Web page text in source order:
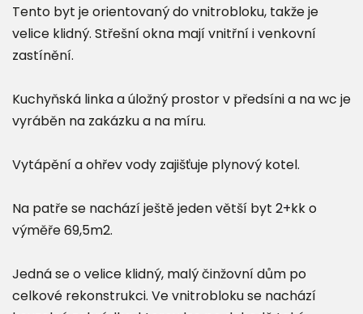
Tento byt je orientovaný do vnitrobloku, takže je
velice klidný. Střešní okna mají vnitřní i venkovní
zastínění.
Kuchyňská linka a úložný prostor v předsíni a na wc je
vyráběn na zakázku a na míru.
Vytápění a ohřev vody zajišťuje plynový kotel.
Na patře se nachází ještě jeden větší byt 2+kk o
výměře 69,5m2.
Jedná se o velice klidný, malý činžovní dům po
celkové rekonstrukci. Ve vnitrobloku se nachází